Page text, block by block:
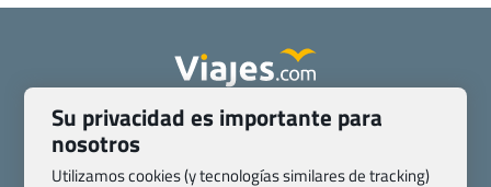
Quienes somos
Contacto
Pasaporte, Visado, Salud y otras disposiciones específicas
Blog de Viajes.com
Registro de agencias
Su privacidad es importante para
nosotros
Utilizamos cookies (y tecnologías similares de tracking)